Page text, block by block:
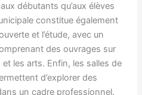
débutants qu’aux élèves
constitue également
et l’étude, avec un
des ouvrages sur
et les arts. Enfin, les salles de
d’explorer des
un cadre professionnel.